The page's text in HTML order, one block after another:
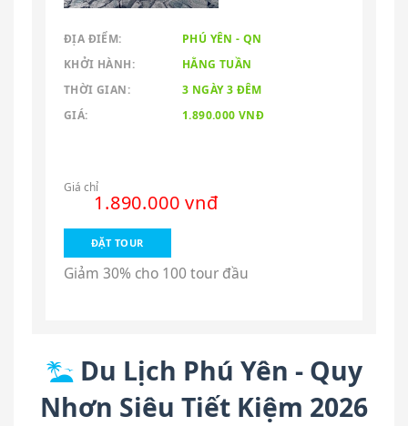
ĐỊA ĐIỂM:
PHÚ YÊN - QN
KHỞI HÀNH:
HẰNG TUẦN
THỜI GIAN:
3 NGÀY 3 ĐÊM
GIÁ:
1.890.000 VNĐ
Giá chỉ
1.890.000 vnđ
ĐẶT TOUR
Giảm 30% cho 100 tour đầu
Du Lịch Phú Yên - Quy
Nhơn Siêu Tiết Kiệm 2026